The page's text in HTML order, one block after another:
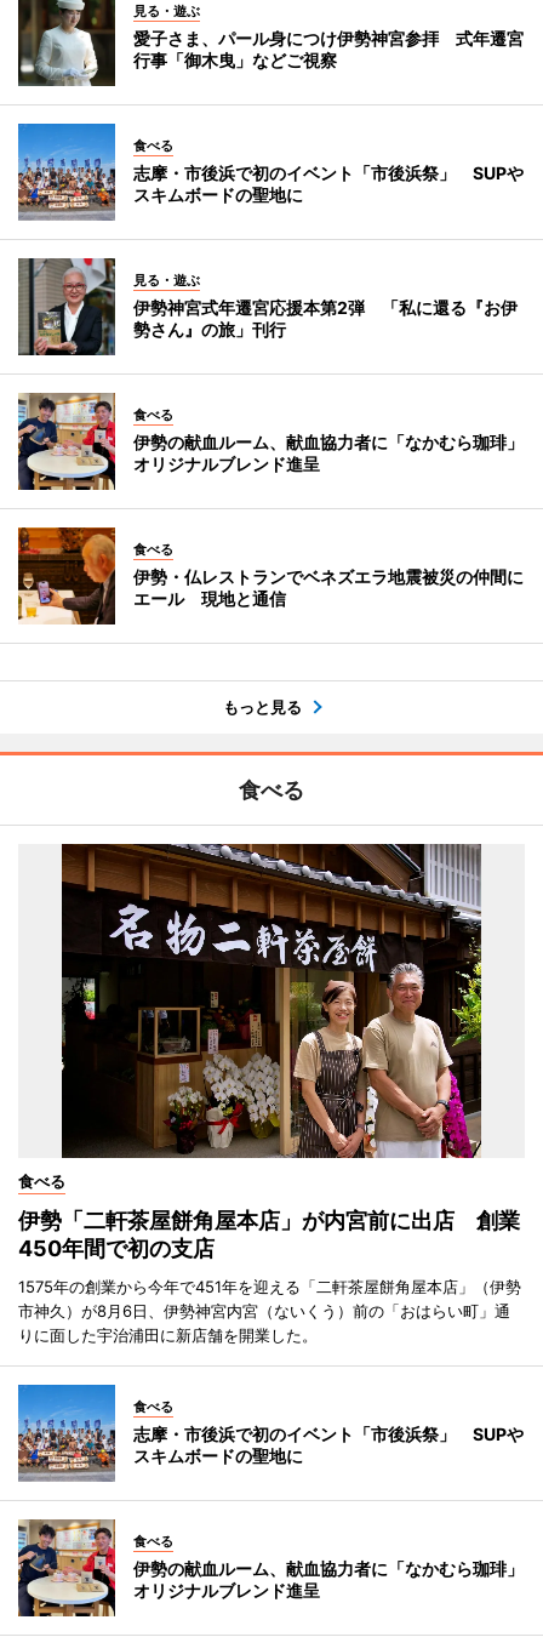
見る・遊ぶ
愛子さま、パール身につけ伊勢神宮参拝 式年遷宮
行事「御木曳」などご視察
食べる
志摩・市後浜で初のイベント「市後浜祭」 SUPや
スキムボードの聖地に
見る・遊ぶ
伊勢神宮式年遷宮応援本第2弾 「私に還る『お伊
勢さん』の旅」刊行
食べる
伊勢の献血ルーム、献血協力者に「なかむら珈琲」
オリジナルブレンド進呈
食べる
伊勢・仏レストランでベネズエラ地震被災の仲間に
エール 現地と通信
もっと見る
食べる
食べる
伊勢「二軒茶屋餅角屋本店」が内宮前に出店 創業
450年間で初の支店
1575年の創業から今年で451年を迎える「二軒茶屋餅角屋本店」（伊勢
市神久）が8月6日、伊勢神宮内宮（ないくう）前の「おはらい町」通
りに面した宇治浦田に新店舗を開業した。
食べる
志摩・市後浜で初のイベント「市後浜祭」 SUPや
スキムボードの聖地に
食べる
伊勢の献血ルーム、献血協力者に「なかむら珈琲」
オリジナルブレンド進呈